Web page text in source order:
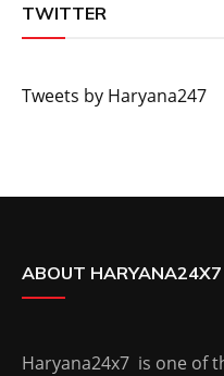
TWITTER
Tweets by Haryana247
ABOUT HARYANA24X7
Haryana24x7 is one of